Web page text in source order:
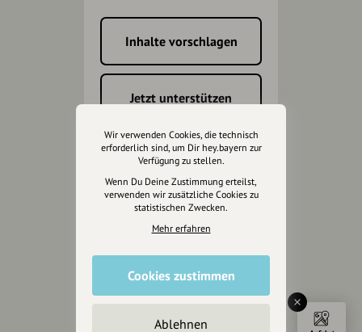
Inhalte vorschlagen
Jetzt unterstützen
Wir können leider keine
Spendenquittung ausstellen.
Wir verwenden Cookies, die technisch
erforderlich sind, um Dir hey.bayern zur
Verfügung zu stellen.
Wenn Du Deine Zustimmung erteilst,
verwenden wir zusätzliche Cookies zu
statistischen Zwecken.
Mehr erfahren
Cookies zustimmen
Ablehnen